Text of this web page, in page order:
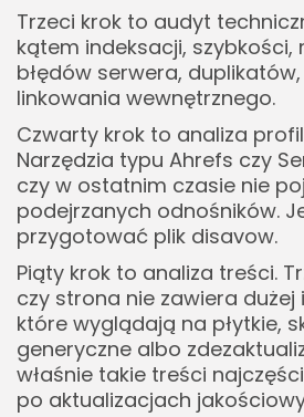
Trzeci krok to audyt
kątem indeksacji,
błędów serwera,
linkowania wewnętrznego.
Czwarty krok to analiza
Narzędzia typu Ahrefs czy
czy w ostatnim czasie nie
podejrzanych odnośników.
przygotować plik disavow.
Piąty krok to analiza treści.
czy strona nie zawiera dużej
które wyglądają na płytkie,
generyczne albo
właśnie takie treści
po aktualizacjach